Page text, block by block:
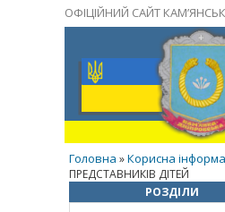
ОФІЦІЙНИЙ САЙТ
Головна »Корисна
ПРЕДСТАВНИКІВ ДІТЕЙ
РОЗДІЛИ